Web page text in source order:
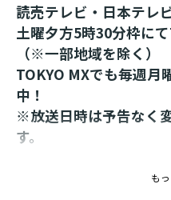
読売テレビ・日本テレ
土曜夕方5時30分枠に
（※一部地域を除く）
TOKYO MXでも毎週月
中！
※放送日時は予告なく
す。
も